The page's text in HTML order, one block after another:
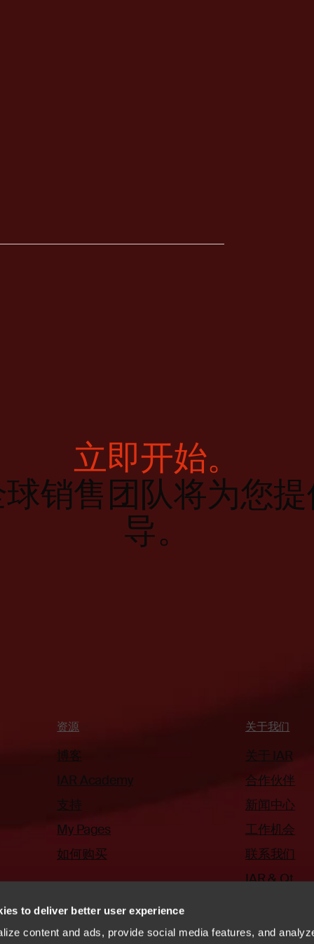
to deliver better user experience
content and ads, provide social media features, and
立即开始。
销售团队将为您
导。
资源
博客
IAR Academy
支持
My Pages
如何购买
关于我们
关于 IAR
合作伙伴
新闻中心
工作机会
联系我们
IAR & Qt